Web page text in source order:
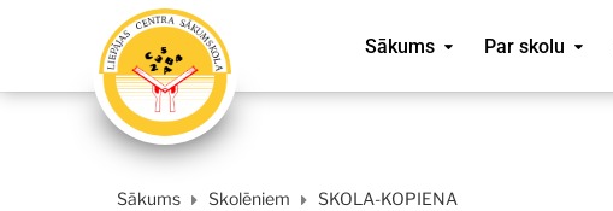
Sākums Par skolu
Sākums Skolēniem SKOLA-KOPIENA